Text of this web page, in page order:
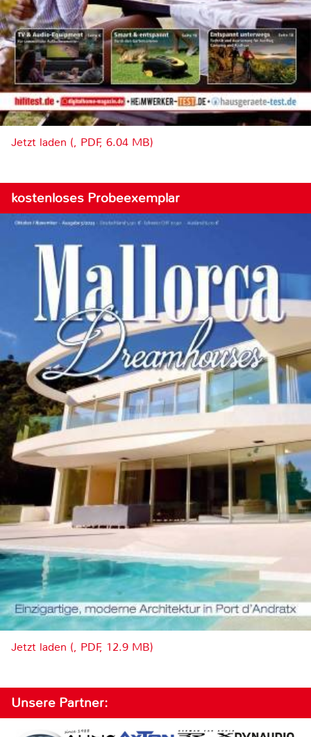
Jetzt laden (, PDF, 6.04 MB)
kostenloses Probeexemplar
Jetzt laden (, PDF, 12.9 MB)
Unsere Partner: